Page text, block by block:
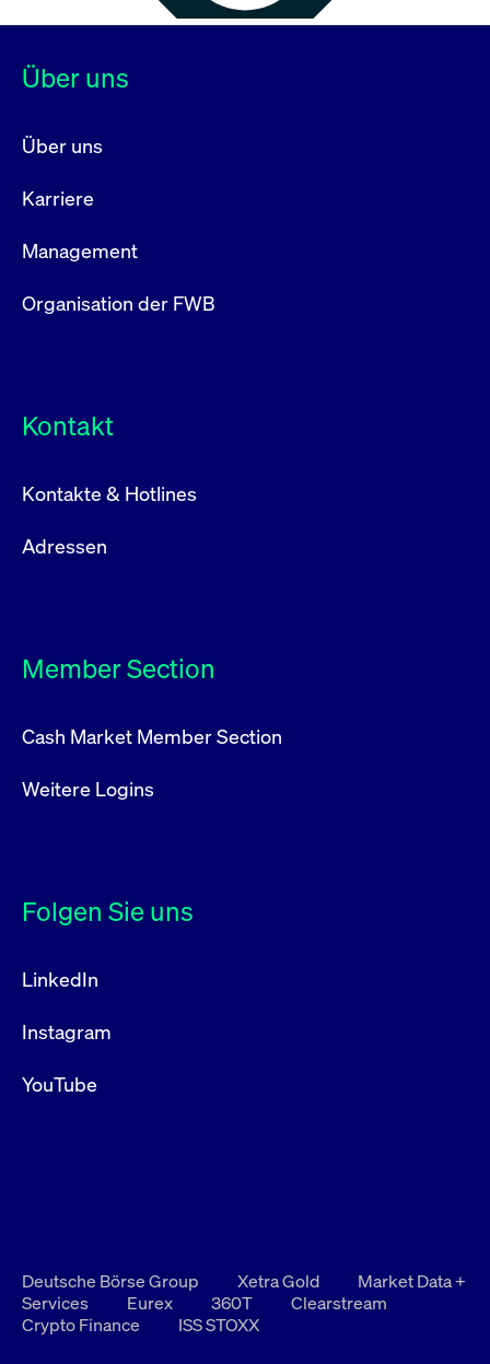
Über uns
Über uns
Karriere
Management
Organisation der FWB
Kontakt
Kontakte & Hotlines
Adressen
Member Section
Cash Market Member Section
Weitere Logins
Folgen Sie uns
LinkedIn
Instagram
YouTube
Deutsche Börse Group Xetra Gold
Market Data +
Services
Eurex 360T
Clearstream
Crypto Finance
ISS STOXX